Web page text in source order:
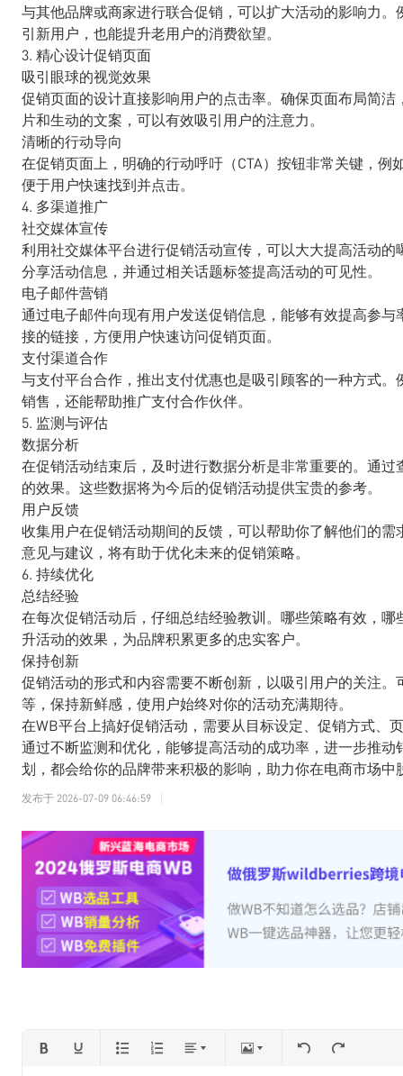
与其他品牌或商家进行联合促销，可以扩大活动的影响力
引新用户，也能提升老用户的消费欲望。
3. 精心设计促销页面
吸引眼球的视觉效果
促销页面的设计直接影响用户的点击率。确保页面布局简
片和生动的文案，可以有效吸引用户的注意力。
清晰的行动导向
在促销页面上，明确的行动呼吁（CTA）按钮非常关键，例
便于用户快速找到并点击。
4. 多渠道推广
社交媒体宣传
利用社交媒体平台进行促销活动宣传，可以大大提高活动
分享活动信息，并通过相关话题标签提高活动的可见性。
电子邮件营销
通过电子邮件向现有用户发送促销信息，能够有效提高参
接的链接，方便用户快速访问促销页面。
支付渠道合作
与支付平台合作，推出支付优惠也是吸引顾客的一种方式
销售，还能帮助推广支付合作伙伴。
5. 监测与评估
数据分析
在促销活动结束后，及时进行数据分析是非常重要的。通
的效果。这些数据将为今后的促销活动提供宝贵的参考。
用户反馈
收集用户在促销活动期间的反馈，可以帮助你了解他们的
意见与建议，将有助于优化未来的促销策略。
6. 持续优化
总结经验
在每次促销活动后，仔细总结经验教训。哪些策略有效，
升活动的效果，为品牌积累更多的忠实客户。
保持创新
促销活动的形式和内容需要不断创新，以吸引用户的关注
等，保持新鲜感，使用户始终对你的活动充满期待。
在WB平台上搞好促销活动，需要从目标设定、促销方式、
通过不断监测和优化，能够提高活动的成功率，进一步推
划，都会给你的品牌带来积极的影响，助力你在电商市场中
发布于 2026-07-09 06:46:59